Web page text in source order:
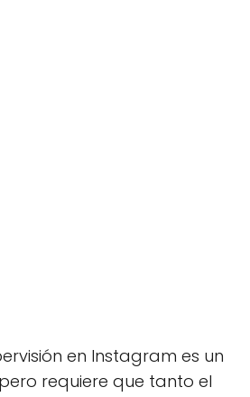
en Instagram es un
requiere que tanto el